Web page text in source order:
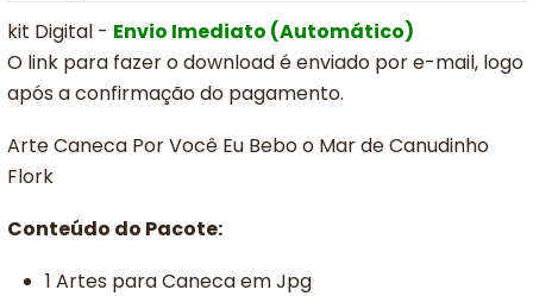
kit Digital - Envio Imediato (Automático)
O link para fazer o download é enviado por e-mail, logo
após a confirmação do pagamento.
Arte Caneca Por Você Eu Bebo o Mar de Canudinho
Flork
Conteúdo do Pacote:
1 Artes para Caneca em Jpg